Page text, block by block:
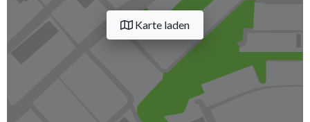
Karte laden